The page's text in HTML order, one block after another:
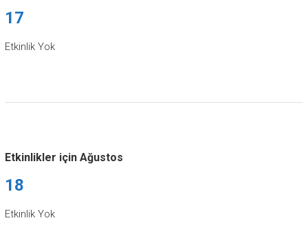
17
Etkinlik Yok
Etkinlikler için Ağustos
18
Etkinlik Yok